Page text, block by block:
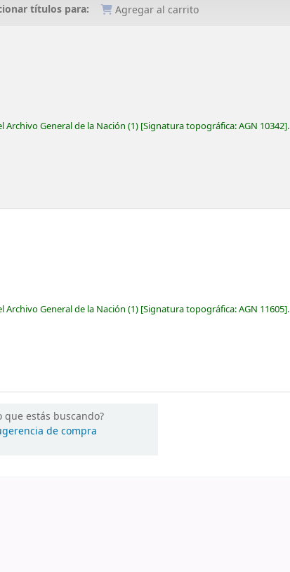
títulos para:
Agregar al carrito
Archivo General de la Nación (1) Signatura topográfica:AGN 10342 .
Archivo General de la Nación (1) Signatura topográfica:AGN 11605 .
que estás buscando?
de compra